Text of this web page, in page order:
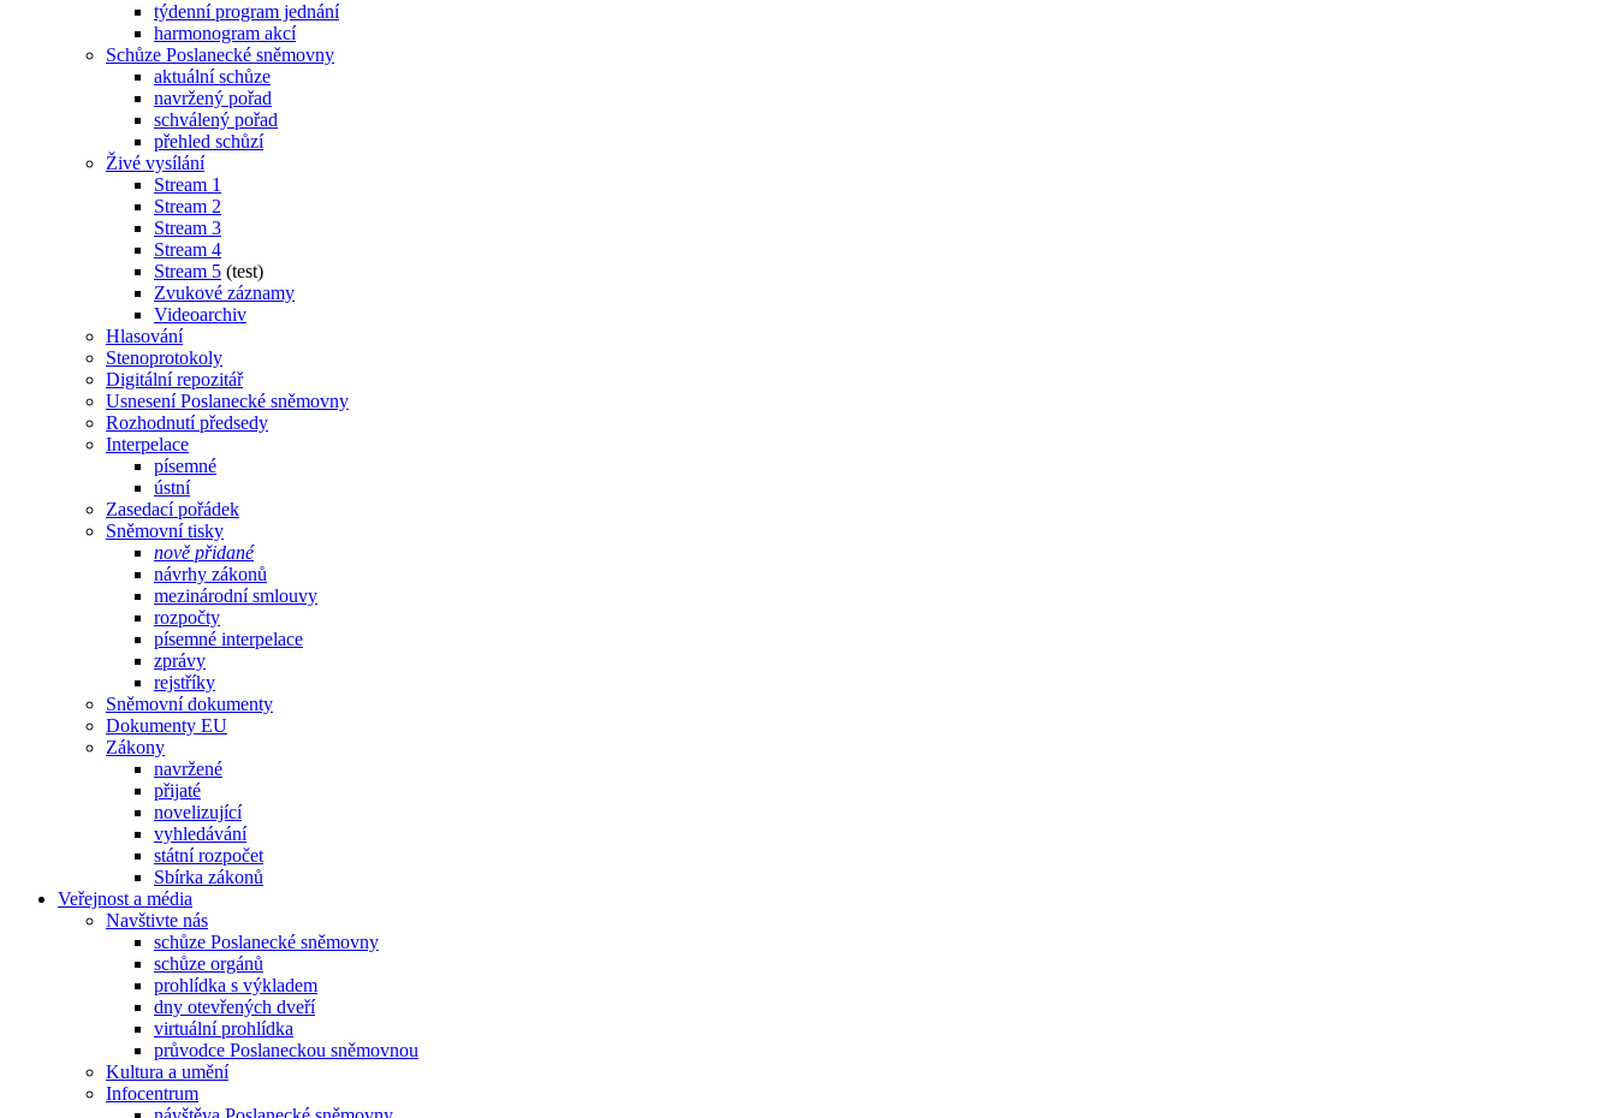
týdenní program jednání
harmonogram akcí
Schůze Poslanecké sněmovny
aktuální schůze
navržený pořad
schválený pořad
přehled schůzí
Živé vysílání
Stream 1
Stream 2
Stream 3
Stream 4
Stream 5 (test)
Zvukové záznamy
Videoarchiv
Hlasování
Stenoprotokoly
Digitální repozitář
Usnesení Poslanecké sněmovny
Rozhodnutí předsedy
Interpelace
písemné
ústní
Zasedací pořádek
Sněmovní tisky
nově přidané
návrhy zákonů
mezinárodní smlouvy
rozpočty
písemné interpelace
zprávy
rejstříky
Sněmovní dokumenty
Dokumenty EU
Zákony
navržené
přijaté
novelizující
vyhledávání
státní rozpočet
Sbírka zákonů
Veřejnost a média
Navštivte nás
schůze Poslanecké sněmovny
schůze orgánů
prohlídka s výkladem
dny otevřených dveří
virtuální prohlídka
průvodce Poslaneckou sněmovnou
Kultura a umění
Infocentrum